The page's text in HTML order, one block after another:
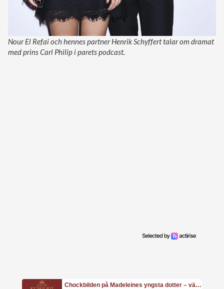
Nour El Refai och hennes partner Henrik Schyffert talar om dramat
med prins Carl Philip i parets podcast.